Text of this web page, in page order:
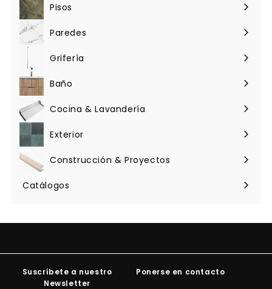
Pisos
Expandir
menú Paredes
Expandir
Grifería
Expandir
menú Baño
Expandir
menú Cocina & Lavandería
Expandir
Exterior
Expandir
menú Construcción & Proyectos
Expandir
menú
Catálogos
Suscríbete a nuestro
Newsletter
Ponerse en contacto